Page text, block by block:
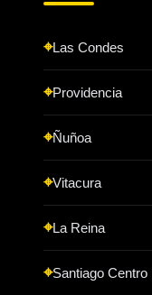
Las Condes
Providencia
Ñuñoa
Vitacura
La Reina
Santiago Centro